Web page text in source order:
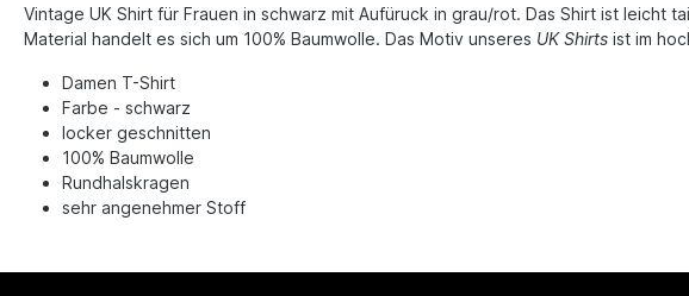
Vintage UK Shirt für Frauen in schwarz mit Aufüruck in grau/rot. Das Shirt ist
Material handelt es sich um 100% Baumwolle. Das Motiv unseres UK Shirts ist im
Damen T-Shirt
Farbe - schwarz
locker geschnitten
100% Baumwolle
Rundhalskragen
sehr angenehmer Stoff